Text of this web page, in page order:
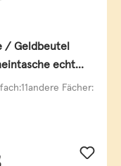
/ Geldbeutel
echt
Fächer: